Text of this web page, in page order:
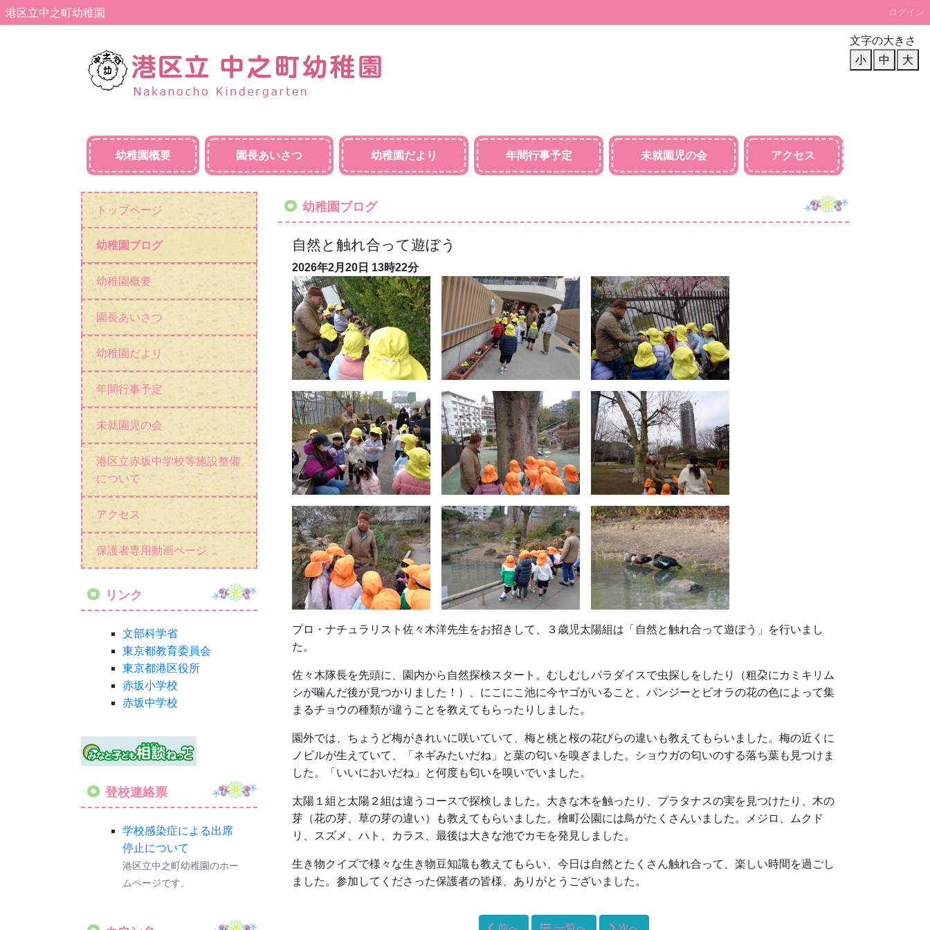
港区立中之町幼稚園 ログイン
文字の大きさ
小
中 大
幼稚園概要 園長あいさつ 幼稚園だより 年間行事予定 未就園児の会 アクセス
トップページ
幼稚園ブログ
幼稚園概要
園長あいさつ
幼稚園だより
年間行事予定
未就園児の会
港区立赤坂中学校等施設整備
について
アクセス
保護者専用動画ページ
リンク
文部科学省
東京都教育委員会
東京都港区役所
赤坂小学校
赤坂中学校
登校連絡票
学校感染症による出席
停止について
港区立中之町幼稚園のホー
ムページです。
幼稚園ブログ
自然と触れ合って遊ぼう
2026年2月20日 13時22分
プロ・ナチュラリスト佐々木洋先生をお招きして、３歳児太陽組は「自然と触れ合って遊ぼう」を行いまし
た。
佐々木隊長を先頭に、園内から自然探検スタート。むしむしパラダイスで虫探しをしたり（粗朶にカミキリム
シが噛んだ後が見つかりました！）、にこにこ池に今ヤゴがいること、パンジーとビオラの花の色によって集
まるチョウの種類が違うことを教えてもらったりしました。
園外では、ちょうど梅がきれいに咲いていて、梅と桃と桜の花びらの違いも教えてもらいました。梅の近くに
ノビルが生えていて、「ネギみたいだね」と葉の匂いを嗅ぎました。ショウガの匂いのする落ち葉も見つけま
した。「いいにおいだね」と何度も匂いを嗅いでいました。
太陽１組と太陽２組は違うコースで探検しました。大きな木を触ったり、プラタナスの実を見つけたり、木の
芽（花の芽、草の芽の違い）も教えてもらいました。檜町公園には鳥がたくさんいました。メジロ、ムクド
リ、スズメ、ハト、カラス、最後は大きな池でカモを発見しました。
生き物クイズで様々な生き物豆知識も教えてもらい、今日は自然とたくさん触れ合って、楽しい時間を過ごし
ました。参加してくださった保護者の皆様、ありがとうございました。